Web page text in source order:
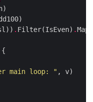
. Filter(IsEven) .
main loop: "